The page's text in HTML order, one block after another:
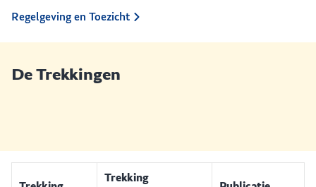
Regelgeving en Toezicht
De Trekkingen
Trekking